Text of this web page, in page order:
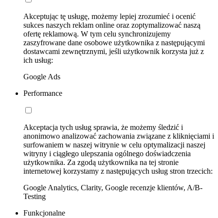
Akceptując tę usługę, możemy lepiej zrozumieć i ocenić
sukces naszych reklam online oraz zoptymalizować naszą
ofertę reklamową. W tym celu synchronizujemy
zaszyfrowane dane osobowe użytkownika z następującymi
dostawcami zewnętrznymi, jeśli użytkownik korzysta już z
ich usług:
Google Ads
Performance
Akceptacja tych usług sprawia, że możemy śledzić i
anonimowo analizować zachowania związane z kliknięciami i
surfowaniem w naszej witrynie w celu optymalizacji naszej
witryny i ciągłego ulepszania ogólnego doświadczenia
użytkownika. Za zgodą użytkownika na tej stronie
internetowej korzystamy z następujących usług stron trzecich:
Google Analytics, Clarity, Google recenzje klientów, A/B-
Testing
Funkcjonalne